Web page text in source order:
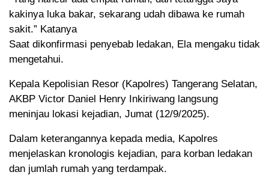
kakinya luka bakar, sekarang udah dibawa ke rumah
sakit.” Katanya
Saat dikonfirmasi penyebab ledakan, Ela mengaku tidak
mengetahui.
Kepala Kepolisian Resor (Kapolres) Tangerang Selatan,
AKBP Victor Daniel Henry Inkiriwang langsung
meninjau lokasi kejadian, Jumat (12/9/2025).
Dalam keterangannya kepada media, Kapolres
menjelaskan kronologis kejadian, para korban ledakan
dan jumlah rumah yang terdampak.